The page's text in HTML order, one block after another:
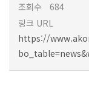
조회수
684
링크 URL
https://